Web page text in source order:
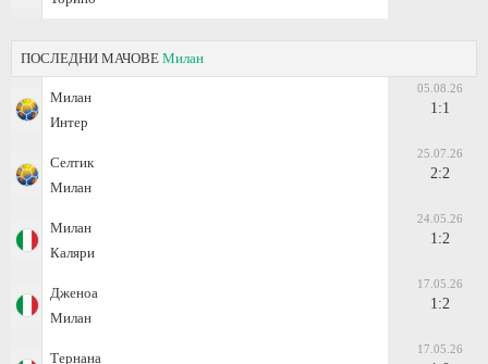
ПОСЛЕДНИ МАЧОВЕ Милан
Милан
Интер
05.08.26
1:1
Селтик
Милан
25.07.26
2:2
Милан
Каляри
24.05.26
1:2
Дженоа
Милан
17.05.26
1:2
Тернана
17.05.26